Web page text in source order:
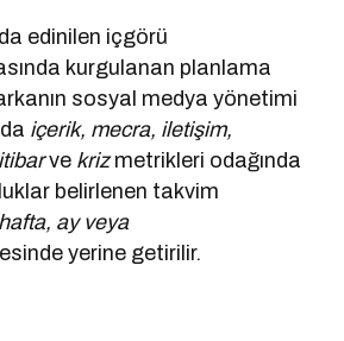
edinilen içgörü
kurgulanan planlama
sosyal medya yönetimi
içerik, mecra, iletişim,
ve krizmetrikleri odağında
belirlenen takvim
ay veya
yerine getirilir.